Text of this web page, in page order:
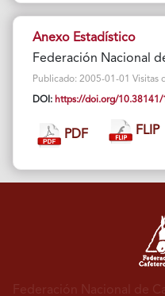
Anexo Estadístico
Federación Nacional
Publicado: 2005-01-01 Visitas
DOI: https://doi.org/
PDF FLIP
Federación Nacional de